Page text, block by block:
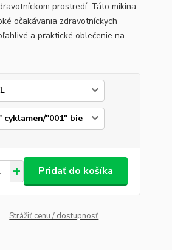
prostredí. Táto mikina
očakávania zdravotníckych
a praktické oblečenie na
Pridať do košíka
Strážiť cenu / dostupnosť